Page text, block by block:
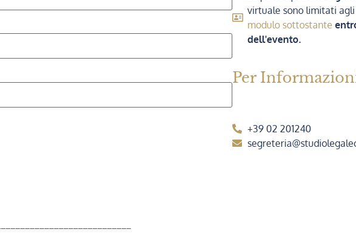
virtuale sono limitati
modulo sottostante
dell'evento.
Per
+39 02 201240